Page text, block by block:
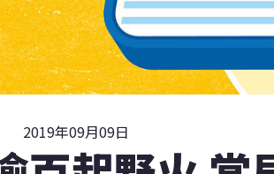
2019年09月09日